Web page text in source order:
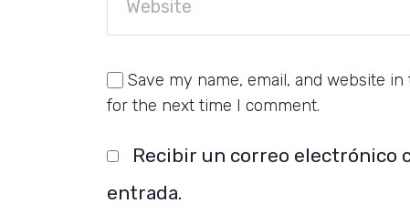
Save my name, email, and website
for the next time I comment.
Recibir un correo electrónico
entrada.